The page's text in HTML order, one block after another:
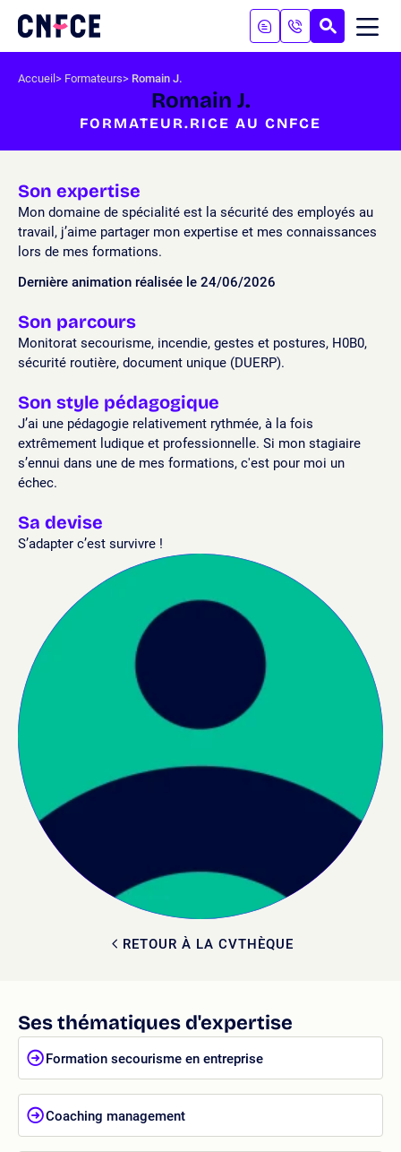
contenu
à
recherche
Logo
site
Accueil Formateurs Romain J.
Romain J.
FORMATEUR.RICE AU CNFCE
RETOUR À LA CVTHÈQUE
Son expertise
Mon domaine de spécialité est la sécurité des employés au
travail, j’aime partager mon expertise et mes connaissances
lors de mes formations.
Dernière animation réalisée le 24/06/2026
Son parcours
Monitorat secourisme, incendie, gestes et postures, H0B0,
sécurité routière, document unique (DUERP).
Son style pédagogique
J’ai une pédagogie relativement rythmée, à la fois
extrêmement ludique et professionnelle. Si mon stagiaire
s’ennui dans une de mes formations, c'est pour moi un
échec.
Sa devise
S’adapter c’est survivre !
Ses thématiques d'expertise
Formation secourisme en entreprise
Coaching management